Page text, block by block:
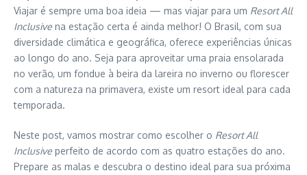
Viajar é sempre uma boa ideia — mas viajar para um Resort All
Inclusive na estação certa é ainda melhor! O Brasil, com sua
diversidade climática e geográfica, oferece experiências únicas
ao longo do ano. Seja para aproveitar uma praia ensolarada
no verão, um fondue à beira da lareira no inverno ou florescer
com a natureza na primavera, existe um resort ideal para cada
temporada.
Neste post, vamos mostrar como escolher o Resort All
Inclusive perfeito de acordo com as quatro estações do ano.
Prepare as malas e descubra o destino ideal para sua próxima